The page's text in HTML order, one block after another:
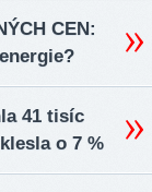
CEN:
41 tisíc
o 7 %